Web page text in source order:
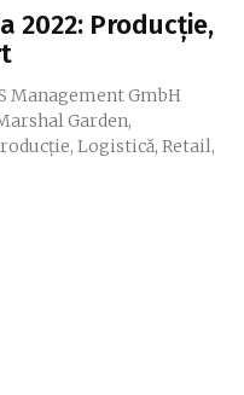
2022: Producţie,
Management GmbH
Garden,
Logistică, Retail,